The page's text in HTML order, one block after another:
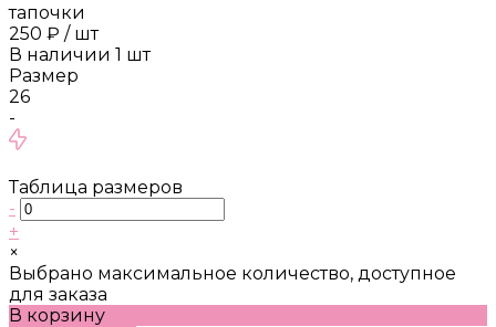
тапочки
250 ₽ / шт
В наличии 1 шт
Размер
26
-
Таблица размеров
-
+
×
Выбрано максимальное количество, доступное
для заказа
В корзину